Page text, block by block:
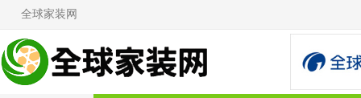
全球家装网